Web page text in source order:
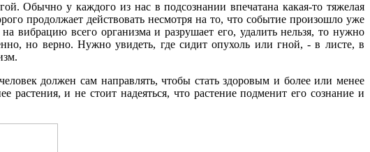
Обычно у каждого из нас в подсознании впечатана какая-то тяжелая
продолжает действовать несмотря на то, что событие произошло уже
вибрацию всего организма и разрушает его, удалить нельзя, то нужно
но верно. Нужно увидеть, где сидит опухоль или гной, - в листе, в
должен сам направлять, чтобы стать здоровым и более или менее
растения, и не стоит надеяться, что растение подменит его сознание и